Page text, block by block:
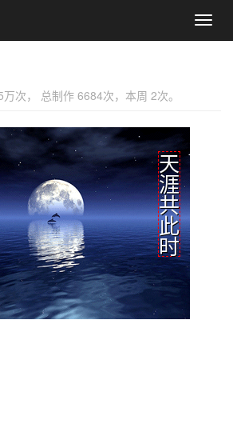
次， 总制作 6684次，本周 2次。
天
涯
共
此
时